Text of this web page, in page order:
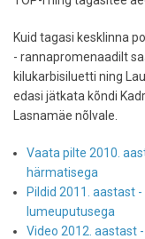
Kuid tagasi kesklinna
- rannapromenaadilt
kilukarbisiluetti ning
edasi jätkata kõndi
Lasnamäe nõlvale.
Vaata pilte 2010.
härmatisega
Pildid 2011. aastast -
lumeuputusega
Video 2012. aastast